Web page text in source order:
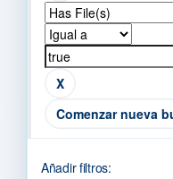
Comenzar nueva
Añadir filtros: